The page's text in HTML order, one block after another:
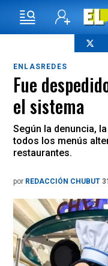
ENLASREDES
Fue
el sistema
Según la denuncia,
todos los menús
restaurantes.
por REDACCIÓN CHUBUT